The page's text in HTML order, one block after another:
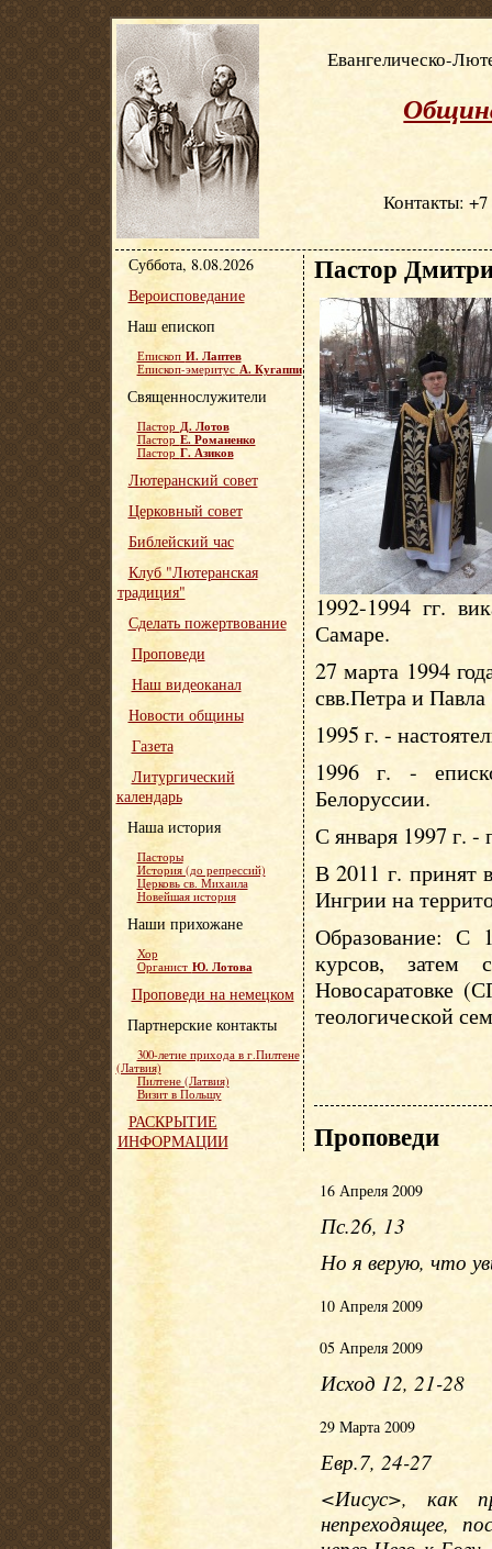
Евангелическо-
Контакты: +7
Пастор
1992-1994 гг.
Самаре.
27 марта 1994
свв.Петра и
1995 г. -
1996 г. -
Белоруссии.
С января 1997 г.
В 2011 г. принят
Ингрии на
Образование: С
курсов, затем
Новосаратовке
теологической
Проповеди
16 Апреля 2009
Пс.26, 13
Но я верую, что
10 Апреля 2009
05 Апреля 2009
Исход 12, 21-28
29 Марта 2009
Евр.7, 24-27
<Иисус>, как
непреходящее,
Суббота, 8.08.2026
Вероисповедание
Наш епископ
Епископ И. Лаптев
Епископ-эмеритус А. Кугаппи
Священнослужители
Пастор Д. Лотов
Пастор Е. Романенко
Пастор Г. Азиков
Лютеранский совет
Церковный совет
Библейский час
Клуб "Лютеранская
традиция"
Сделать пожертвование
Проповеди
Наш видеоканал
Новости общины
Газета
Литургический
календарь
Наша история
Пасторы
История (до репрессий)
Церковь св. Михаила
Новейшая история
Наши прихожане
Хор
Органист Ю. Лотова
Проповеди на немецком
Партнерские контакты
300-летие прихода в г.Пилтене
(Латвия)
Пилтене (Латвия)
Визит в Польшу
РАСКРЫТИЕ
ИНФОРМАЦИИ